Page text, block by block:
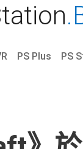
PS Plus PS